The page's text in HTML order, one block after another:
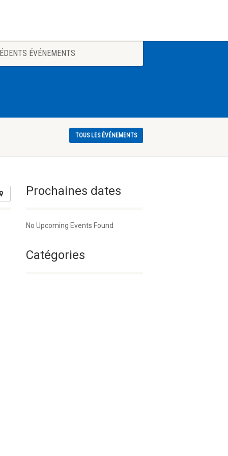
ÉVÉNEMENTS
TOUS LES ÉVÉNEMENTS
Prochaines dates
No Upcoming Events Found
Catégories